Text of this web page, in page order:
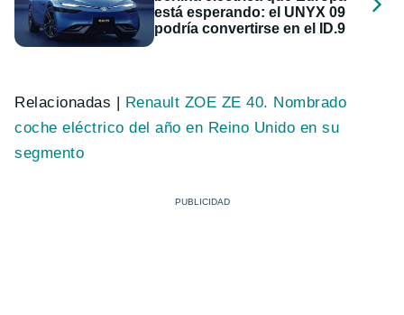
está esperando: el UNYX 09
podría convertirse en el ID.9
Relacionadas | Renault ZOE ZE 40. Nombrado
coche eléctrico del año en Reino Unido en su
segmento